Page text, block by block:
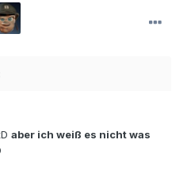
aber ich weiß es nicht was